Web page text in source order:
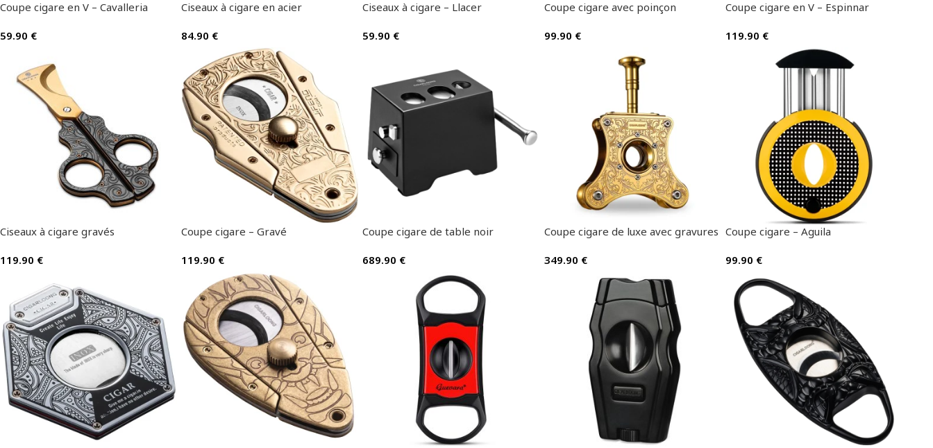
Coupe cigare en V – Cavalleria
59.90 €
Ciseaux à cigare en acier
84.90 €
Ciseaux à cigare – Llacer
59.90 €
Coupe cigare avec poinçon
99.90 €
Coupe cigare en V – Espinnar
119.90 €
Ciseaux à cigare gravés
119.90 €
Coupe cigare – Gravé
119.90 €
Coupe cigare de table noir
689.90 €
Coupe cigare de luxe avec gravures
349.90 €
Coupe cigare – Aguila
99.90 €